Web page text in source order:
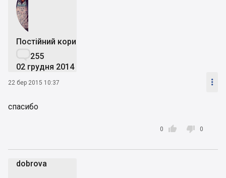
Постійний користувач
255
02 грудня 2014
22 бер 2015 10:37 
спасибо

0  0
dobrova